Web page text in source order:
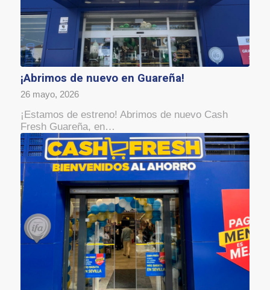
¡Abrimos de nuevo en Guareña!
26 mayo, 2026
¡Estamos de estreno! Abrimos de nuevo Cash
Fresh Guareña, en…